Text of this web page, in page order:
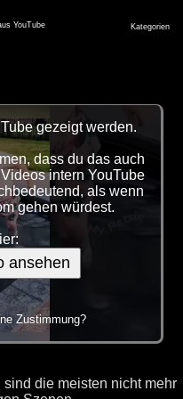
YouTube Kategorien
gezeigt werden.
dass du das auch
intern YouTube
als wenn
gehen würdest.
ansehen
Zustimmung?
die meisten nicht mehr